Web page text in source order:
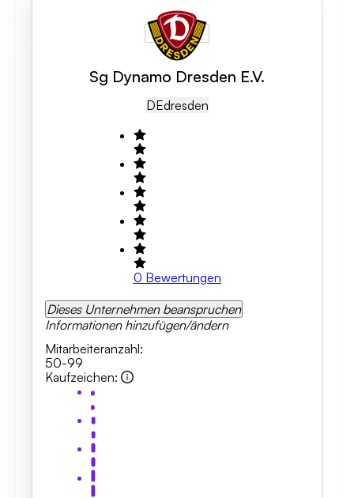
Sg Dynamo Dresden E.V.
DEDresden
0 Bewertungen
Dieses Unternehmen beanspruchen
Informationen hinzufügen/ändern
Mitarbeiteranzahl:
50-99
Kaufzeichen: